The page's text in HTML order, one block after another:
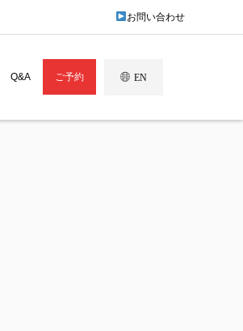
お問い合わせ
Q&A ご予約 EN